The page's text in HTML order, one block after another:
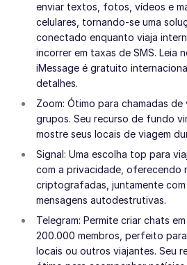
enviar textos, fotos, vídeos e
celulares, tornando-se uma
conectado enquanto viaja
incorrer em taxas de SMS. Leia
iMessage é gratuito
detalhes.
Zoom: Ótimo para chamadas
grupos. Seu recurso de fundo
mostre seus locais de viagem
Signal: Uma escolha top para
com a privacidade, oferecendo
criptografadas, juntamente com
mensagens autodestrutivas.
Telegram: Permite criar chats
200.000 membros, perfeito
locais ou outros viajantes. Seu